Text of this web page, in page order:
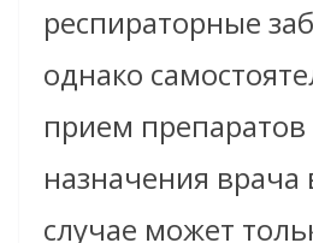
респираторные
однако
прием препаратов
назначения врача
случае может